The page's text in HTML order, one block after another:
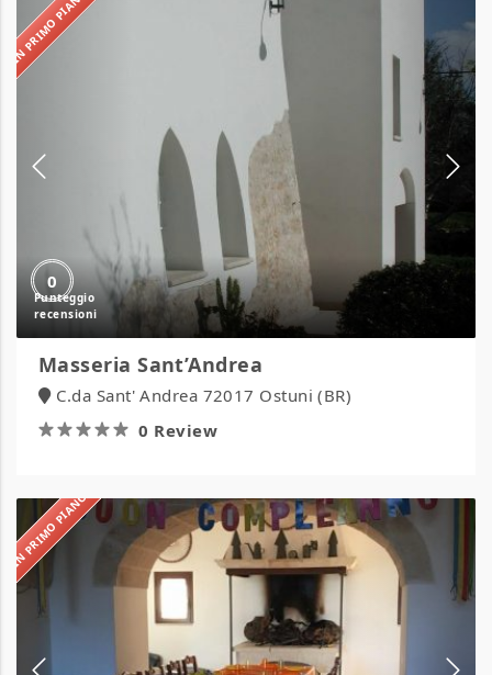
IN PRIMO PIANO
0
Masseria Sant’Andrea
C.da Sant' Andrea 72017 Ostuni (BR)
0 Review
IN PRIMO PIANO
Masseria
Calderale